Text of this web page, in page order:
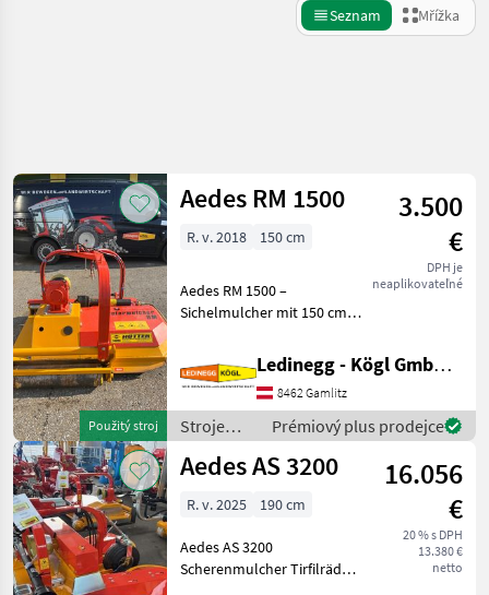
Seznam Mřížka
Kategorie 4 Země Filtry
AKTUÁLNÍ
CESTA
poľnohospodárska
technika
Stroje
Ovocinarstva
Traktorovo
Tazne Drvice
Na Ovocie
Aedes
VYBRAT
KATEGORII
Aedes
Obnovit
Zobrazit
výsledků
Použitý stroj
Aedes RM 1500
3.500
€
DPH je
neaplikovateľné
R. v. 2018 150 cm
Aedes RM 1500 –
Sichelmulcher mit 150 cm
Beschreibung: Der Aedes
RM 1500 ist ein robustes
Sichelmulchgerät für den
professionellen Eins
Ledinegg - Kögl GmbH - Obst- und Weinbautechnik
8462 Gamlitz
Stroje
ovocinárstva
/ Aedes
Prémiový plus prodejce
Aedes AS 3200
16.056
€
20 % s DPH
13.380 €
netto
R. v. 2025 190 cm
Aedes AS 3200
Scherenmulcher Tirfilräder,